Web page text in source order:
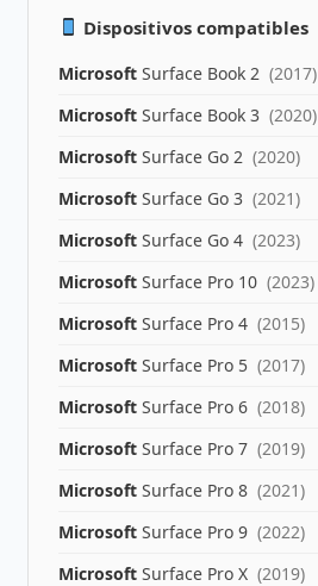
Dispositivos compatibles
Microsoft Surface Book 2 (2017)
Microsoft Surface Book 3 (2020)
Microsoft Surface Go 2 (2020)
Microsoft Surface Go 3 (2021)
Microsoft Surface Go 4 (2023)
Microsoft Surface Pro 10 (2023)
Microsoft Surface Pro 4 (2015)
Microsoft Surface Pro 5 (2017)
Microsoft Surface Pro 6 (2018)
Microsoft Surface Pro 7 (2019)
Microsoft Surface Pro 8 (2021)
Microsoft Surface Pro 9 (2022)
Microsoft Surface Pro X (2019)